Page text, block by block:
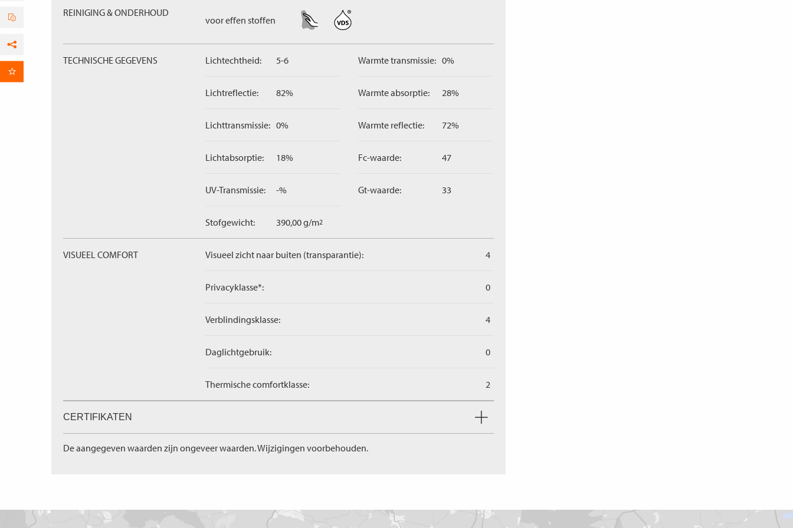
REINIGING & ONDERHOUD
voor effen stoffen
TECHNISCHE GEGEVENS Lichtechtheid: 5-6
Lichtreflectie: 82%
Lichttransmissie: 0%
Lichtabsorptie: 18%
UV-Transmissie: -%
Stofgewicht: 390,00 g/m2
Warmte transmissie: 0%
Warmte absorptie: 28%
Warmte reflectie: 72%
Fc-waarde: 47
Gt-waarde: 33
VISUEEL COMFORT Visueel zicht naar buiten (transparantie): 4
Privacyklasse*: 0
Verblindingsklasse: 4
Daglichtgebruik: 0
Thermische comfortklasse: 2
CERTIFIKATEN
De aangegeven waarden zijn ongeveer waarden. Wijzigingen voorbehouden.